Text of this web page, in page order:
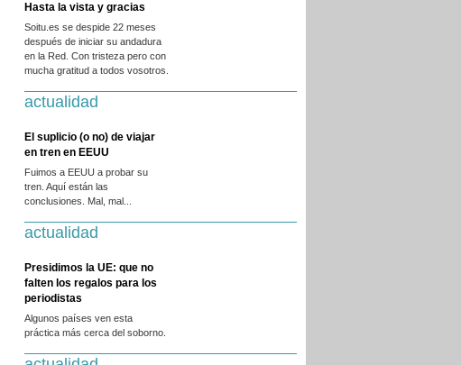
Hasta la vista y gracias
Soitu.es se despide 22 meses
después de iniciar su andadura
en la Red. Con tristeza pero con
mucha gratitud a todos vosotros.
actualidad
El suplicio (o no) de viajar
en tren en EEUU
Fuimos a EEUU a probar su
tren. Aquí están las
conclusiones. Mal, mal...
actualidad
Presidimos la UE: que no
falten los regalos para los
periodistas
Algunos países ven esta
práctica más cerca del soborno.